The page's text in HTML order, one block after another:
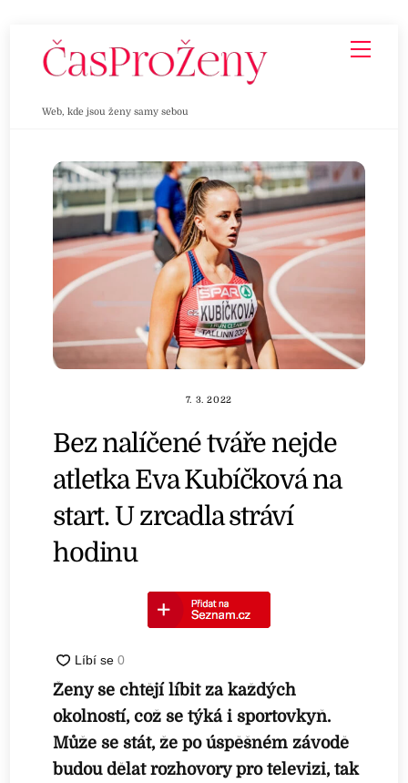
Web, kde jsou ženy samy sebou
7. 3. 2022
Bez nalíčené tváře nejde
atletka Eva Kubíčková na
start. U zrcadla stráví
hodinu
Ženy se chtějí líbit za každých
okolností, což se týká i sportovkyň.
Může se stát, že po úspěšném závodě
budou dělat rozhovory pro televizi, tak